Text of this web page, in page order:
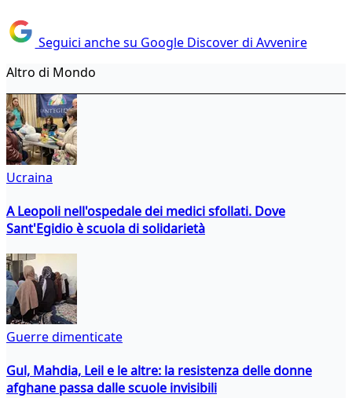
Seguici anche su Google Discover di Avvenire
Altro di Mondo
Ucraina
A Leopoli nell'ospedale dei medici sfollati. Dove
Sant'Egidio è scuola di solidarietà
Guerre dimenticate
Gul, Mahdia, Leil e le altre: la resistenza delle donne
afghane passa dalle scuole invisibili